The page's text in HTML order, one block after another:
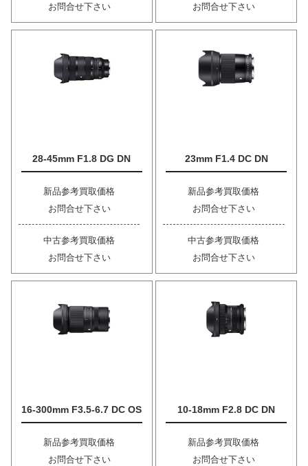
お問合せ下さい
お問合せ下さい
28-45mm F1.8 DG DN
新品参考買取価格
お問合せ下さい
中古参考買取価格
お問合せ下さい
23mm F1.4 DC DN
新品参考買取価格
お問合せ下さい
中古参考買取価格
お問合せ下さい
16-300mm F3.5-6.7 DC OS
新品参考買取価格
お問合せ下さい
10-18mm F2.8 DC DN
新品参考買取価格
お問合せ下さい